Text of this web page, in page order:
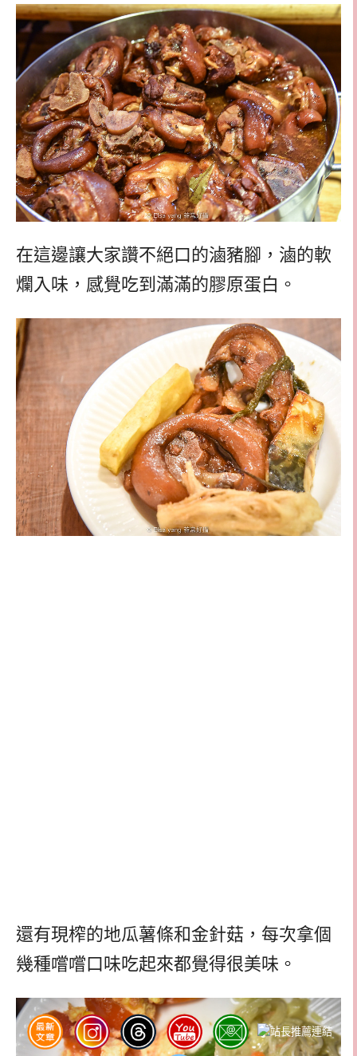
在這邊讓大家讚不絕口的滷豬腳，滷的軟
爛入味，感覺吃到滿滿的膠原蛋白。
還有現榨的地瓜薯條和金針菇，每次拿個
幾種嚐嚐口味吃起來都覺得很美味。